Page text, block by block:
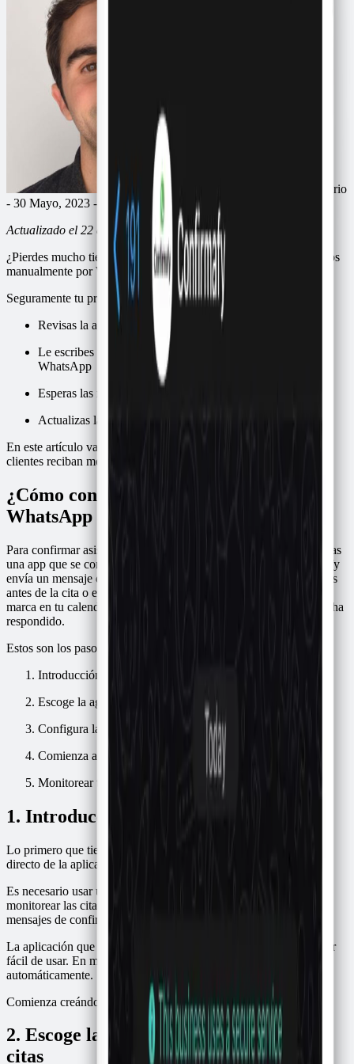
Ricardo Macario
- 30 Mayo, 2023 - 4 min
Actualizado el 22 de julio de 2026.
¿Pierdes mucho tiempo confirmando asistencia para citas y eventos
manualmente por WhatsApp?
Seguramente tu proceso se ve así:
Revisas la agenda
Le escribes manualmente a cada persona agendada por
WhatsApp
Esperas las respuestas
Actualizas la agenda dependiendo de la respuesta
En este artículo vamos a automatizar este proceso para que tus
clientes reciban mensajes automáticos como este:
¿Cómo confirmar asistencia por
WhatsApp automáticamente?
Para confirmar asistencia por WhatsApp automáticamente necesitas
una app que se conecte a tu agenda, como Confirmafy. Confirmafy
envía un mensaje de WhatsApp a cada persona agendada 24 horas
antes de la cita o evento, registra si responde que sí o que no, y
marca en tu calendario quién confirmó, quién canceló y quién no ha
respondido.
Estos son los pasos que vamos a seguir:
Introducción a Confirmafy
Escoge la agenda donde guardarás las citas
Configura la plantilla del mensaje de WhatsApp
Comienza a llenar tu agenda
Monitorear tu agenda
1. Introducción a Confirmafy
Lo primero que tienes que saber es que no es posible hacer esto
directo de la aplicación de WhatsApp o WhatsApp business.
Es necesario usar una aplicación externa que se encargue de
monitorear las citas en nuestra agenda y luego proceda a enviar
mensajes de confirmación por cada cita.
La aplicación que vamos a utilizar se llama Confirmafy, y es súper
fácil de usar. En menos 5 minutos estarás confirmando asistencia
automáticamente.
Comienza creándote una cuenta en Confirmafy.
2. Escoge la agenda donde guardarás las
citas